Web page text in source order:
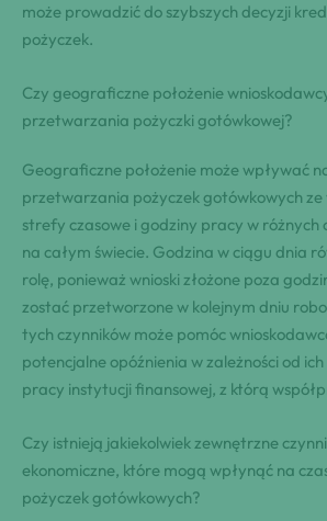
może prowadzić do szybszych decyzji
pożyczek.
Czy geograficzne położenie
przetwarzania pożyczki gotówkowej?
Geograficzne położenie może wpływać
przetwarzania pożyczek gotówkowych ze
strefy czasowe i godziny pracy w różnych
na całym świecie. Godzina w ciągu dnia
rolę, ponieważ wnioski złożone poza
zostać przetworzone w kolejnym dniu
tych czynników może pomóc
potencjalne opóźnienia w zależności od
pracy instytucji finansowej, z którą
Czy istnieją jakiekolwiek zewnętrzne
ekonomiczne, które mogą wpłynąć na
pożyczek gotówkowych?